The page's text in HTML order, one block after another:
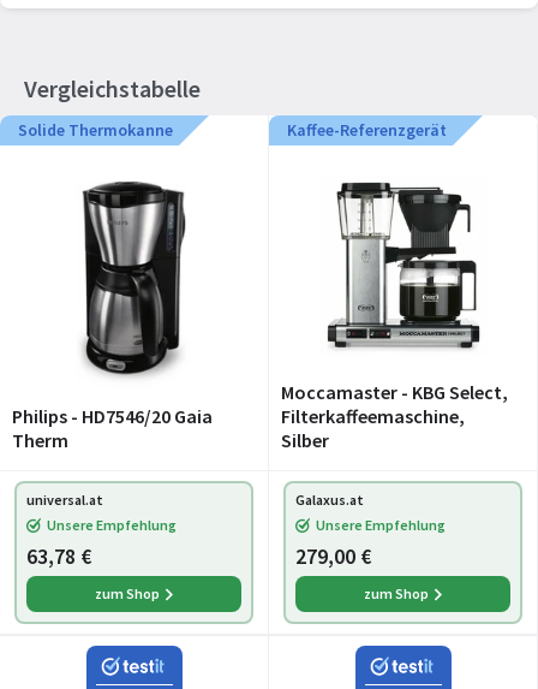
Vergleichstabelle
Solide Thermokanne
Philips - HD7546/20 Gaia
Therm
Kaffee-Referenzgerät
Moccamaster - KBG Select,
Filterkaffeemaschine,
Silber
universal.at
Unsere Empfehlung
63,78 €
zum Shop
Galaxus.at
Unsere Empfehlung
279,00 €
zum Shop